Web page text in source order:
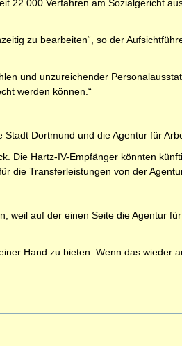
22.000 Verfahren am Sozialgericht
zu bearbeiten“, so der
und unzureichender
werden können.“
Dortmund und die Agentur für
Die Hartz-IV-Empfänger könnten
die Transferleistungen von der
weil auf der einen Seite die Agentur
Hand zu bieten. Wenn das